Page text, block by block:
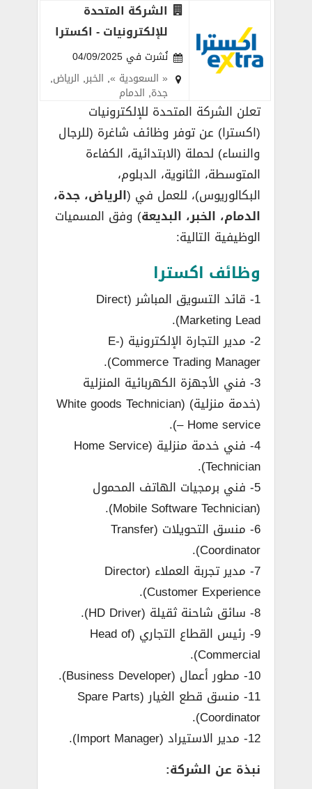
الشركة المتحدة
للإلكترونيات - اكسترا
نُشرت في 04/09/2025
« السعودية », الخبر, الرياض,
جدة, الدمام
تعلن الشركة المتحدة للإلكترونيات
(اكسترا) عن توفر وظائف شاغرة (للرجال
والنساء) لحملة (الابتدائية، الكفاءة
المتوسطة، الثانوية، الدبلوم،
البكالوريوس)، للعمل في (الرياض، جدة،
الدمام، الخبر، البديعة) وفق المسميات
الوظيفية التالية:
وظائف اكسترا
1- قائد التسويق المباشر (Direct
Marketing Lead).
2- مدير التجارة الإلكترونية (E-
Commerce Trading Manager).
3- فني الأجهزة الكهربائية المنزلية
(خدمة منزلية) (White goods Technician
– Home service).
4- فني خدمة منزلية (Home Service
Technician).
5- فني برمجيات الهاتف المحمول
(Mobile Software Technician).
6- منسق التحويلات (Transfer
Coordinator).
7- مدير تجربة العملاء (Director
Customer Experience).
8- سائق شاحنة ثقيلة (HD Driver).
9- رئيس القطاع التجاري (Head of
Commercial).
10- مطور أعمال (Business Developer).
11- منسق قطع الغيار (Spare Parts
Coordinator).
12- مدير الاستيراد (Import Manager).
نبذة عن الشركة: